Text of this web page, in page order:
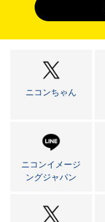
ニコンちゃん
ニコンイメージ
ングジャパン